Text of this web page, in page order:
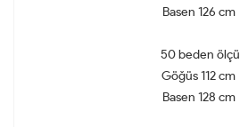
Basen 126 cm
50 beden ölçü
Göğüs 112 cm
Basen 128 cm